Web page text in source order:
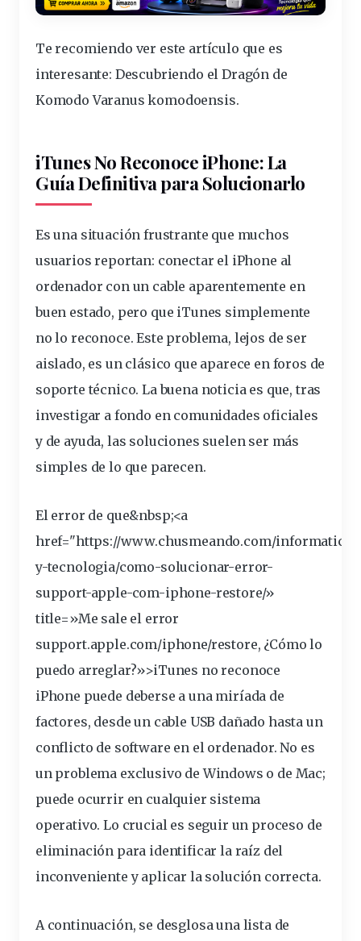
Te recomiendo ver este artículo que es
interesante: Descubriendo el Dragón de
Komodo Varanus komodoensis.
iTunes No Reconoce iPhone: La
Guía Definitiva para Solucionarlo
Es una situación frustrante que muchos
usuarios reportan: conectar el iPhone al
ordenador con un cable aparentemente en
buen estado, pero que iTunes simplemente
no lo reconoce. Este problema, lejos de ser
aislado, es un clásico que aparece en foros de
soporte técnico. La buena noticia es que, tras
investigar a fondo en comunidades oficiales
y de ayuda, las soluciones suelen ser más
simples de lo que parecen.
El error de que&nbsp;<a
href="https://www.chusmeando.com/informatica-
y-tecnologia/como-solucionar-error-
support-apple-com-iphone-restore/»
title=»Me sale el error
support.apple.com/iphone/restore, ¿Cómo lo
puedo arreglar?»>iTunes no reconoce
iPhone puede deberse a una miríada de
factores, desde un cable USB dañado hasta un
conflicto de software en el ordenador. No es
un problema exclusivo de Windows o de Mac;
puede ocurrir en cualquier sistema
operativo. Lo crucial es seguir un proceso de
eliminación para identificar la raíz del
inconveniente y aplicar la solución correcta.
A continuación, se desglosa una lista de